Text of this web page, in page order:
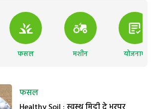
फसल मशीन योजनाएं
फसल